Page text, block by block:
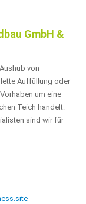
GmbH &
von
Auffüllung oder
um eine
Teich handelt:
sind wir für